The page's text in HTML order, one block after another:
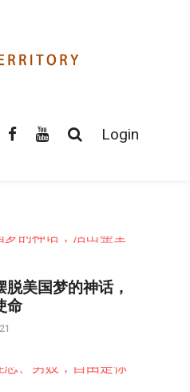
Login
脱美国梦的神话，
命